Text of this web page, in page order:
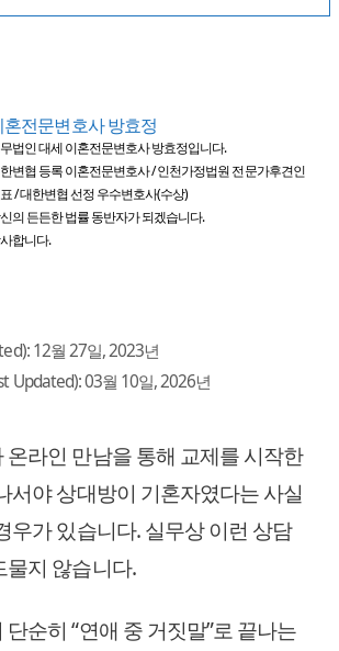
혼전문변호사 방효정
법인 대세 이혼전문변호사 방효정입니다.
변협 등록 이혼전문변호사 / 인천가정법원 전문가후견인
/ 대한변협 선정 우수변호사(수상)
의 든든한 법률 동반자가 되겠습니다.
합니다.
12월 27일, 2023년
Updated):03월 10일, 2026년
온라인 만남을 통해 교제를 시작한
서야 상대방이 기혼자였다는 사실
우가 있습니다. 실무상 이런 상담
물지 않습니다.
순히 “연애 중 거짓말”로 끝나는